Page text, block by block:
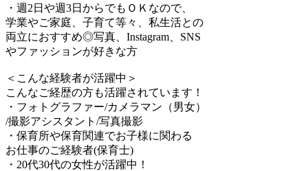
・週2日や週3日からでもＯＫなので、
学業やご家庭、子育て等々、私生活との
両立におすすめ◎写真、Instagram、SNS
やファッションが好きな方
＜こんな経験者が活躍中＞
こんなご経歴の方も活躍されています！
・フォトグラファー/カメラマン（男女）
/撮影アシスタント/写真撮影
・保育所や保育関連でお子様に関わる
お仕事のご経験者(保育士)
・20代30代の女性が活躍中！